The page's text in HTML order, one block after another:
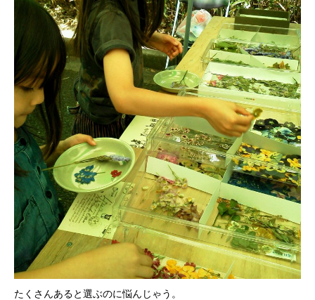
たくさんあると選ぶのに悩んじゃう。